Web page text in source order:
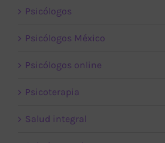
Psicólogos
Psicólogos México
Psicólogos online
Psicoterapia
Salud integral